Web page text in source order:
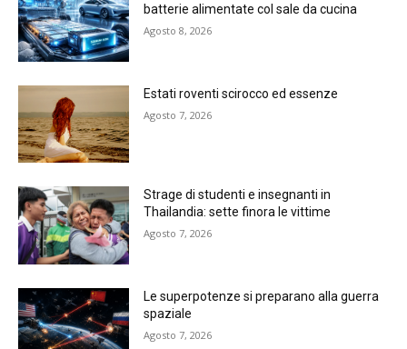
batterie alimentate col sale da cucina
Agosto 8, 2026
Estati roventi scirocco ed essenze
Agosto 7, 2026
Strage di studenti e insegnanti in
Thailandia: sette finora le vittime
Agosto 7, 2026
Le superpotenze si preparano alla guerra
spaziale
Agosto 7, 2026